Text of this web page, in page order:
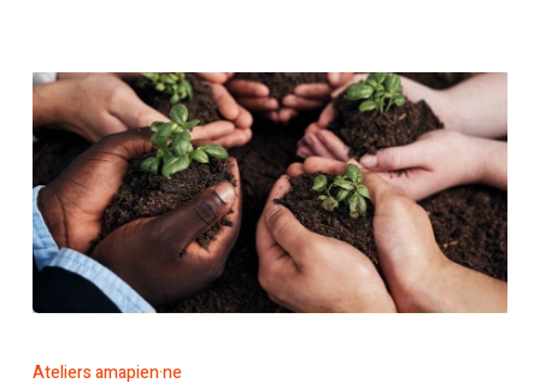
Ateliers amapien·ne